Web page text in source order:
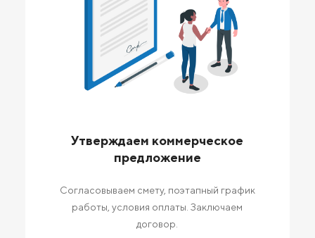
Утверждаем коммерческое
предложение
Согласовываем смету, поэтапный график
работы, условия оплаты. Заключаем
договор.